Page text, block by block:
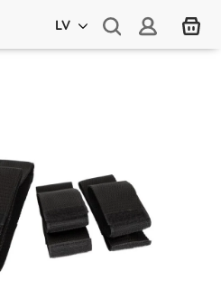
LV